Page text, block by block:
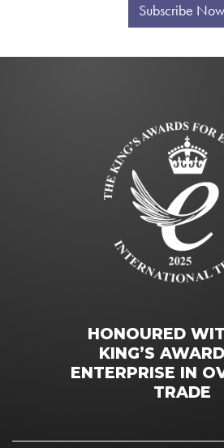
Subscribe Now
HONOURED
KING’S
ENTERPRISE IN
TRADE